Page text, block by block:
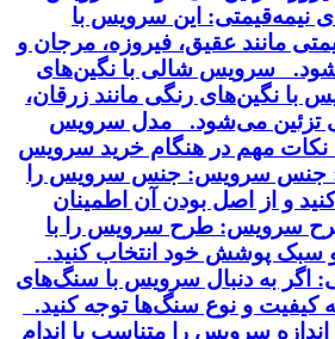
نیمه‌قیمتی: این سرویس با
مانند عقیق، فیروزه، مرجان و
سرویس شالی با نگین‌های
با نگین‌های رنگی مانند زرقان،
تزئین می‌شود. مدل سرویس
نکات مهم در هنگام خرید سرویس
: جنس سرویس: جنس سرویس را
و از اصل بودن آن اطمینان
سرویس: طرح سرویس را با
سبک پوشش خود انتخاب کنید.
اگر به دنبال سرویس با سنگ‌های
کیفیت و نوع سنگ‌ها توجه کنید.
سرویس را متناسب با اندام